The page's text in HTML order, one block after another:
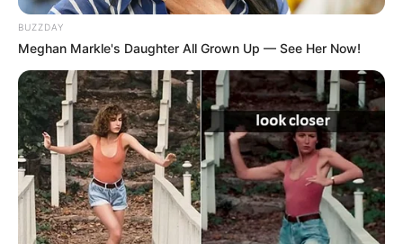
BUZZDAY
Meghan Markle's Daughter All Grown Up — See Her Now!